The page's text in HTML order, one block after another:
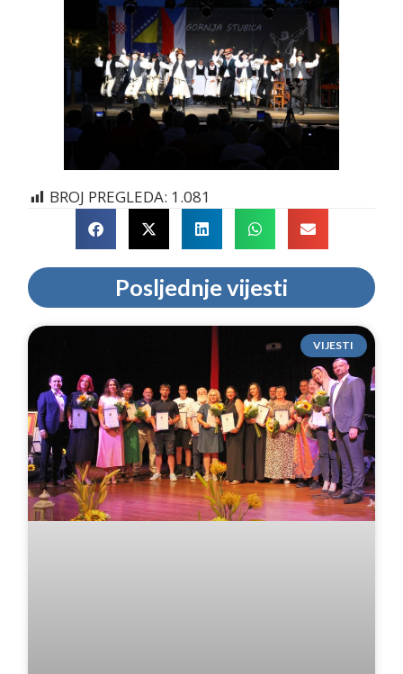
BROJ PREGLEDA: 1.081
Posljednje vijesti
VIJESTI